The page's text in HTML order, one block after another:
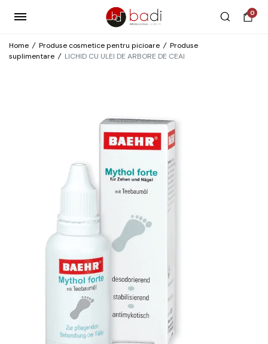
0
Home / Produse cosmetice pentru picioare / Produse
suplimentare / LICHID CU ULEI DE ARBORE DE CEAI